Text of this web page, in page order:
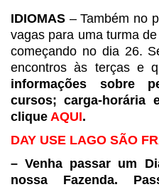
IDIOMAS – Também no
vagas para umaturma de
começando no dia 26.
encontros às terças e
informações sobre
cursos; carga-horária
clique AQUI.
DAY USE LAGO SÃO
– Venha passar um
nossa Fazenda.